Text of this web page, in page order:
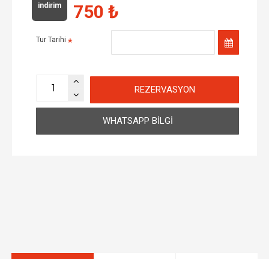
indirim 750 ₺
Tur Tarihi
REZERVASYON
WHATSAPP BILGI